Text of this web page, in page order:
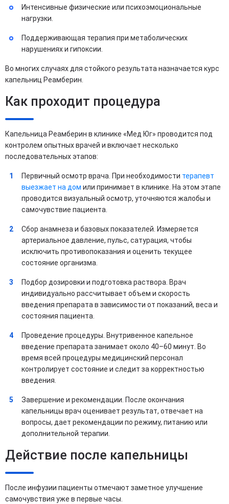
Интенсивные физические или психоэмоциональные
нагрузки.
Поддерживающая терапия при метаболических
нарушениях и гипоксии.
Во многих случаях для стойкого результата назначается курс
капельниц Реамберин.
Как проходит процедура
Капельница Реамберин в клинике «Мед Юг» проводится под
контролем опытных врачей и включает несколько
последовательных этапов:
Первичный осмотр врача. При необходимости терапевт
выезжает на дом или принимает в клинике. На этом этапе
проводится визуальный осмотр, уточняются жалобы и
самочувствие пациента.
Сбор анамнеза и базовых показателей. Измеряется
артериальное давление, пульс, сатурация, чтобы
исключить противопоказания и оценить текущее
состояние организма.
Подбор дозировки и подготовка раствора. Врач
индивидуально рассчитывает объем и скорость
введения препарата в зависимости от показаний, веса и
состояния пациента.
Проведение процедуры. Внутривенное капельное
введение препарата занимает около 40–60 минут. Во
время всей процедуры медицинский персонал
контролирует состояние и следит за корректностью
введения.
Завершение и рекомендации. После окончания
капельницы врач оценивает результат, отвечает на
вопросы, дает рекомендации по режиму, питанию или
дополнительной терапии.
Действие после капельницы
После инфузии пациенты отмечают заметное улучшение
самочувствия уже в первые часы.